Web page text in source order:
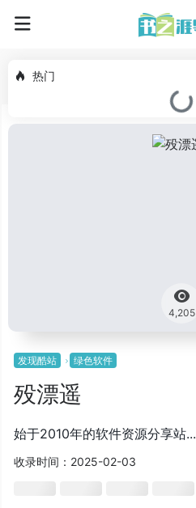
热门
4,205
发现酷站 绿色软件
殁漂遥
始于2010年的软件资源分享站...
收录时间：2025-02-03